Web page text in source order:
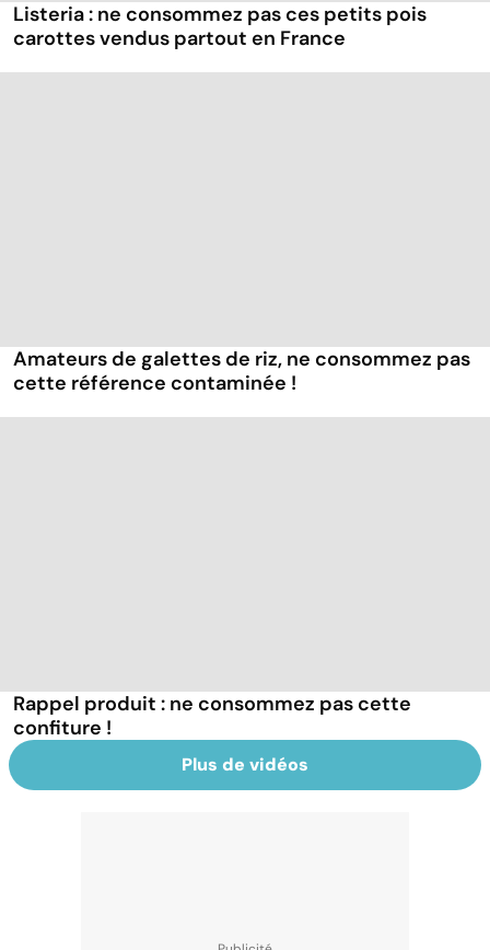
Listeria : ne consommez pas ces petits pois
carottes vendus partout en France
Amateurs de galettes de riz, ne consommez pas
cette référence contaminée !
Rappel produit : ne consommez pas cette
confiture !
Plus de vidéos